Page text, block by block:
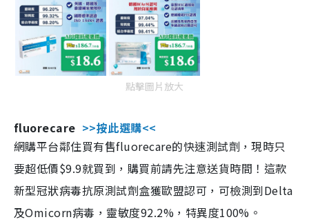
點擊圖片放大
fluorecare >>按此選購<<
網購平台鄰住買有售fluorecare的快速測試劑，現時只
要超低價$9.9就買到，購買前請先注意送貨時間！這款
新型冠狀病毒抗原測試劑盒獲歐盟認可，可檢測到Delta
及Omicorn病毒，靈敏度92.2%，特異度100%。